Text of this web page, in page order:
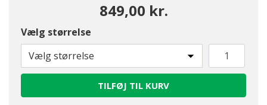
849,00 kr.
Vælg størrelse
Vælg størrelse
TILFØJ TIL KURV